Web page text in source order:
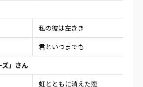
私の彼は左きき
君といつまでも
ズ」さん
虹とともに消えた恋